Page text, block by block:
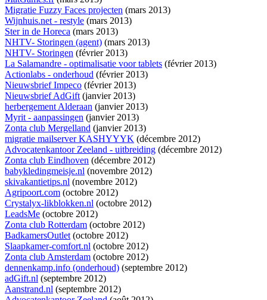
Migratie Fuzzy Faces projecten (mars 2013)
Wijnhuis.net - restyle (mars 2013)
Ster in de Horeca (mars 2013)
NHTV- Storingen (agent) (mars 2013)
NHTV- Storingen (février 2013)
La Salamandre - optimalisatie voor tablets (février 2013)
Actionlabs - onderhoud (février 2013)
Nieuwsbrief Impeco (février 2013)
Nieuwsbrief AdGift(janvier 2013)
herbergement Alderaan (janvier 2013)
Myrit - aanpassingen (janvier 2013)
Zonta club Mergelland (janvier 2013)
migratie mailserver KASHYYYK (décembre 2012)
Advocatenkantoor Zeeland - uitbreiding (décembre 2012)
Zonta club Eindhoven (décembre 2012)
babykledingmeisje.nl (novembre 2012)
skivakantietips.nl (novembre 2012)
Agripoort.com (octobre 2012)
Crystalyx-likblokken.nl (octobre 2012)
LeadsMe (octobre 2012)
Zonta club Rotterdam (octobre 2012)
BadkamersOutlet(octobre 2012)
Slaapkamer-comfort.nl (octobre 2012)
Zonta club Amsterdam (octobre 2012)
dennenkamp.info (onderhoud) (septembre 2012)
adGift.nl (septembre 2012)
Aanstrand.nl (septembre 2012)